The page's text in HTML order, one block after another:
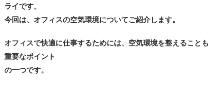
ライです。
今回は、オフィスの空気環境についてご紹介します。
オフィスで快適に仕事するためには、空気環境を整えることも
重要なポイント
の一つです。